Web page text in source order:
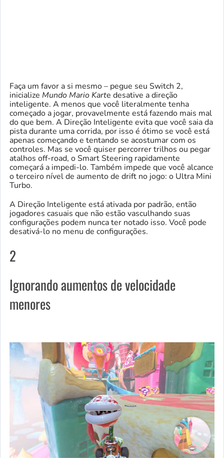
Faça um favor a si mesmo – pegue seu Switch 2,
inicialize Mundo Mario Karte desative a direção
inteligente. A menos que você literalmente tenha
começado a jogar, provavelmente está fazendo mais mal
do que bem. A Direção Inteligente evita que você saia da
pista durante uma corrida, por isso é ótimo se você está
apenas começando e tentando se acostumar com os
controles. Mas se você quiser percorrer trilhos ou pegar
atalhos off-road, o Smart Steering rapidamente
começará a impedi-lo. Também impede que você alcance
o terceiro nível de aumento de drift no jogo: o Ultra Mini
Turbo.
A Direção Inteligente está ativada por padrão, então
jogadores casuais que não estão vasculhando suas
configurações podem nunca ter notado isso. Você pode
desativá-lo no menu de configurações.
2
Ignorando aumentos de velocidade
menores